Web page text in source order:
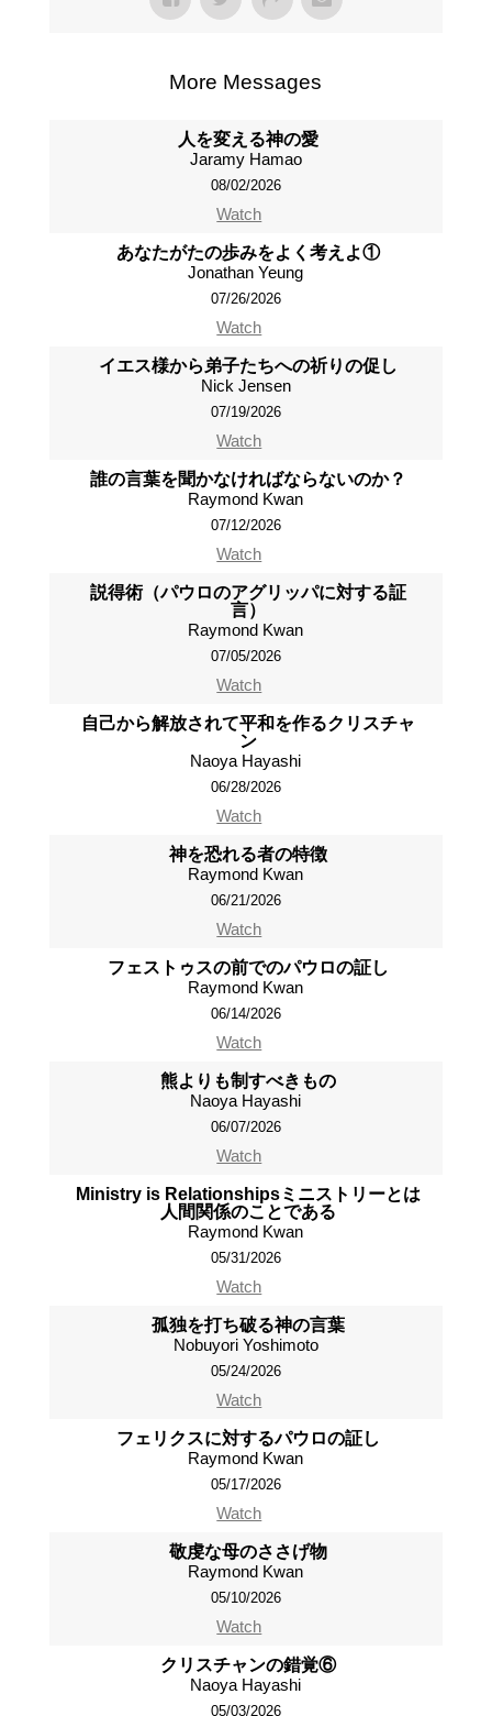
More Messages
人を変える神の愛
Jaramy Hamao
08/02/2026
Watch
あなたがたの歩みをよく考えよ①
Jonathan Yeung
07/26/2026
Watch
イエス様から弟子たちへの祈りの促し
Nick Jensen
07/19/2026
Watch
誰の言葉を聞かなければならないのか？
Raymond Kwan
07/12/2026
Watch
説得術（パウロのアグリッパに対する証
言）
Raymond Kwan
07/05/2026
Watch
自己から解放されて平和を作るクリスチャ
ン
Naoya Hayashi
06/28/2026
Watch
神を恐れる者の特徴
Raymond Kwan
06/21/2026
Watch
フェストゥスの前でのパウロの証し
Raymond Kwan
06/14/2026
Watch
熊よりも制すべきもの
Naoya Hayashi
06/07/2026
Watch
Ministry is Relationshipsミニストリーとは
人間関係のことである
Raymond Kwan
05/31/2026
Watch
孤独を打ち破る神の言葉
Nobuyori Yoshimoto
05/24/2026
Watch
フェリクスに対するパウロの証し
Raymond Kwan
05/17/2026
Watch
敬虔な母のささげ物
Raymond Kwan
05/10/2026
Watch
クリスチャンの錯覚⑥
Naoya Hayashi
05/03/2026